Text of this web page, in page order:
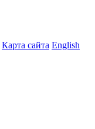
Карта сайта English